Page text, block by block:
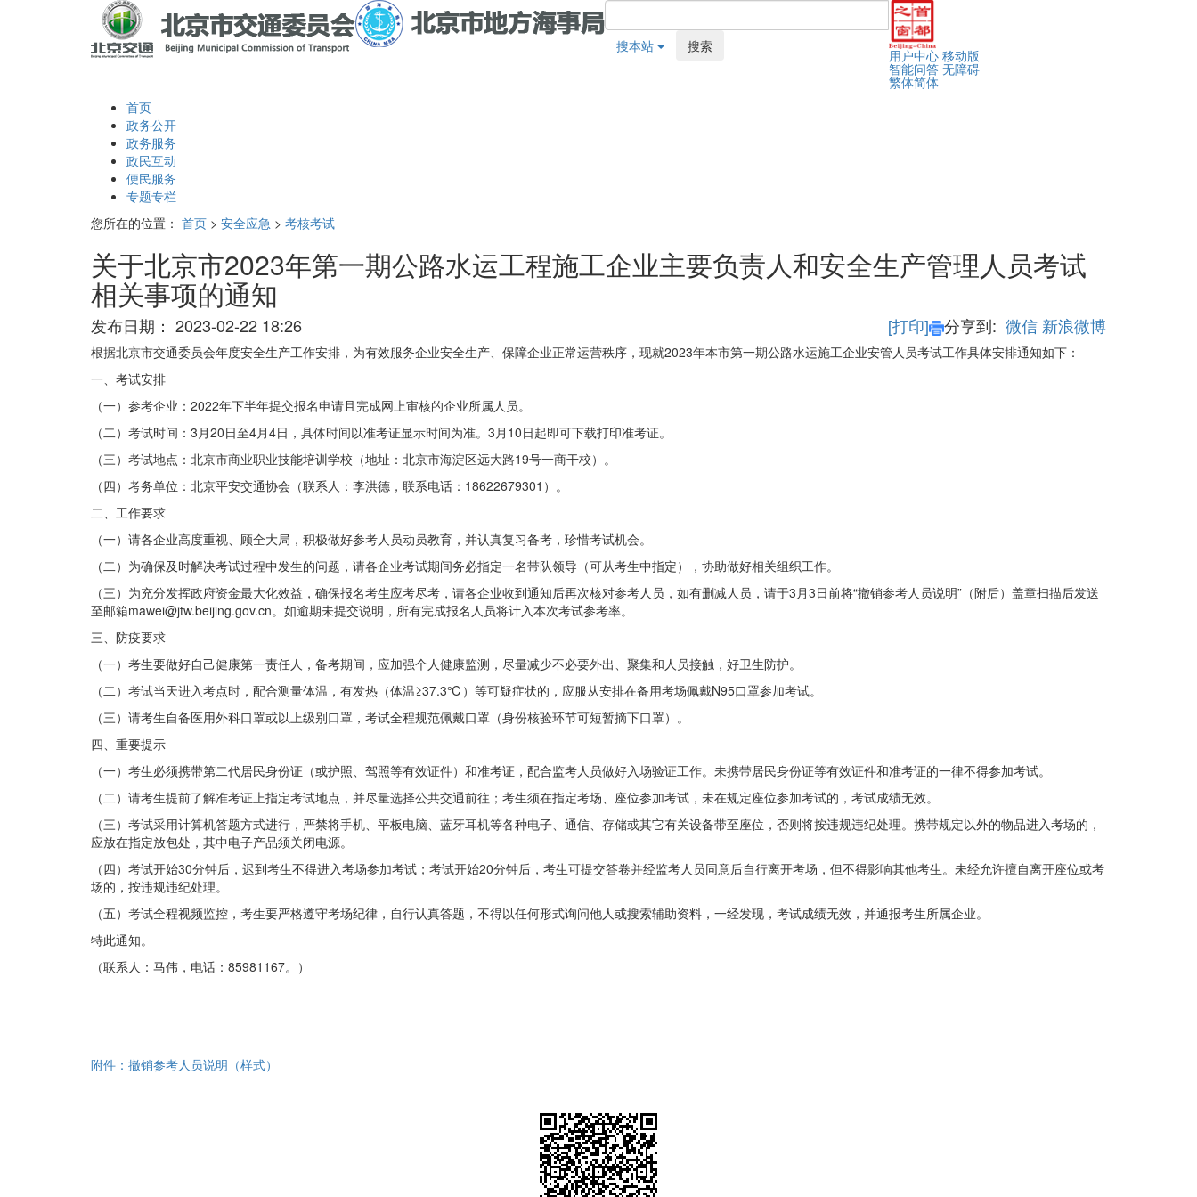
搜本站 搜索
用户中心 移动版
智能问答 无障碍
繁体简体
首页
政务公开
政务服务
政民互动
便民服务
专题专栏
您所在的位置： 首页 > 安全应急 > 考核考试
关于北京市2023年第一期公路水运工程施工企业主要负责人和安全生产管理人员考试
相关事项的通知
发布日期： 2023-02-22 18:26 [打印] 分享到: 微信 新浪微博
根据北京市交通委员会年度安全生产工作安排，为有效服务企业安全生产、保障企业正常运营秩序，现就2023年本市第一期公路水运施工企业安管人员考试工作具体安排通知如下：
一、考试安排
（一）参考企业：2022年下半年提交报名申请且完成网上审核的企业所属人员。
（二）考试时间：3月20日至4月4日，具体时间以准考证显示时间为准。3月10日起即可下载打印准考证。
（三）考试地点：北京市商业职业技能培训学校（地址：北京市海淀区远大路19号一商干校）。
（四）考务单位：北京平安交通协会（联系人：李洪德，联系电话：18622679301）。
二、工作要求
（一）请各企业高度重视、顾全大局，积极做好参考人员动员教育，并认真复习备考，珍惜考试机会。
（二）为确保及时解决考试过程中发生的问题，请各企业考试期间务必指定一名带队领导（可从考生中指定），协助做好相关组织工作。
（三）为充分发挥政府资金最大化效益，确保报名考生应考尽考，请各企业收到通知后再次核对参考人员，如有删减人员，请于3月3日前将“撤销参考人员说明”（附后）盖章扫描后发送
至邮箱mawei@jtw.beijing.gov.cn。如逾期未提交说明，所有完成报名人员将计入本次考试参考率。
三、防疫要求
（一）考生要做好自己健康第一责任人，备考期间，应加强个人健康监测，尽量减少不必要外出、聚集和人员接触，好卫生防护。
（二）考试当天进入考点时，配合测量体温，有发热（体温≥37.3℃）等可疑症状的，应服从安排在备用考场佩戴N95口罩参加考试。
（三）请考生自备医用外科口罩或以上级别口罩，考试全程规范佩戴口罩（身份核验环节可短暂摘下口罩）。
四、重要提示
（一）考生必须携带第二代居民身份证（或护照、驾照等有效证件）和准考证，配合监考人员做好入场验证工作。未携带居民身份证等有效证件和准考证的一律不得参加考试。
（二）请考生提前了解准考证上指定考试地点，并尽量选择公共交通前往；考生须在指定考场、座位参加考试，未在规定座位参加考试的，考试成绩无效。
（三）考试采用计算机答题方式进行，严禁将手机、平板电脑、蓝牙耳机等各种电子、通信、存储或其它有关设备带至座位，否则将按违规违纪处理。携带规定以外的物品进入考场的，
应放在指定放包处，其中电子产品须关闭电源。
（四）考试开始30分钟后，迟到考生不得进入考场参加考试；考试开始20分钟后，考生可提交答卷并经监考人员同意后自行离开考场，但不得影响其他考生。未经允许擅自离开座位或考
场的，按违规违纪处理。
（五）考试全程视频监控，考生要严格遵守考场纪律，自行认真答题，不得以任何形式询问他人或搜索辅助资料，一经发现，考试成绩无效，并通报考生所属企业。
特此通知。
（联系人：马伟，电话：85981167。）
附件：撤销参考人员说明（样式）